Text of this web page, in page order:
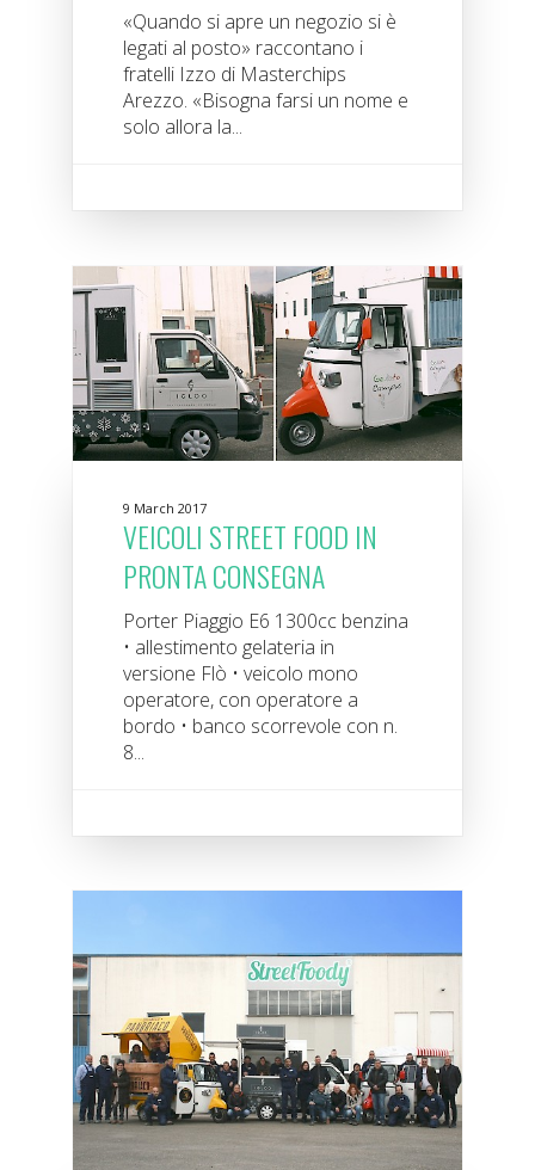
«Quando si apre un negozio si è
legati al posto» raccontano i
fratelli Izzo di Masterchips
Arezzo. «Bisogna farsi un nome e
solo allora la...
9 March 2017
VEICOLI STREET FOOD IN
PRONTA CONSEGNA
Porter Piaggio E6 1300cc benzina
• allestimento gelateria in
versione Flò • veicolo mono
operatore, con operatore a
bordo • banco scorrevole con n.
8...